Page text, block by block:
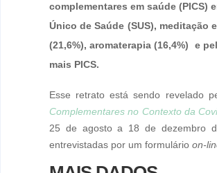
complementares em saúde (PICS)
Único de Saúde (SUS),
(21,6%), aromaterapia (16,4%) e
mais PICS.
Esse retrato está sendo revelado
Complementares no Contexto da
25 de agosto a 18 de dezembro
entrevistadas por um formulário on-